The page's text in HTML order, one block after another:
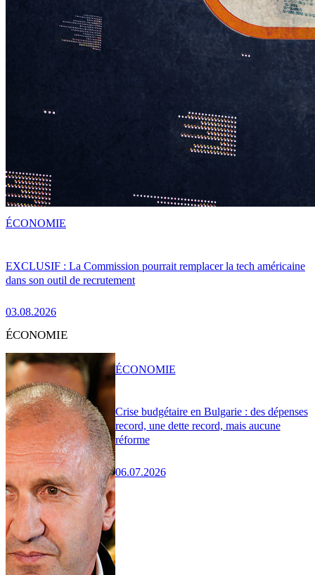
EXCLUSIF : La Commission pourrait remplacer la tech américaine
dans son outil de recrutement
03.08.2026
ÉCONOMIE
ÉCONOMIE
Crise budgétaire en Bulgarie : des dépenses
record, une dette record, mais aucune
réforme
06.07.2026
ÉCONOMIE